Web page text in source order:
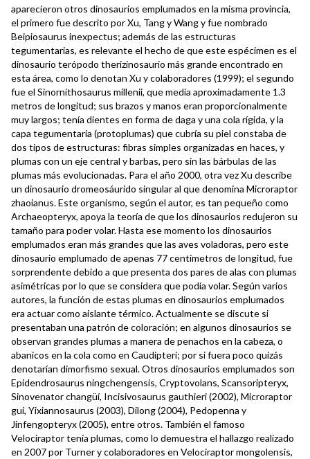
aparecieron otros dinosaurios emplumados en la misma provincia,
el primero fue descrito por Xu, Tang y Wang y fue nombrado
Beipiosaurus inexpectus; además de las estructuras
tegumentarias, es relevante el hecho de que este espécimen es el
dinosaurio terópodo therizinosaurio más grande encontrado en
esta área, como lo denotan Xu y colaboradores (1999); el segundo
fue el Sinornithosaurus millenii, que medía aproximadamente 1.3
metros de longitud; sus brazos y manos eran proporcionalmente
muy largos; tenía dientes en forma de daga y una cola rígida, y la
capa tegumentaria (protoplumas) que cubría su piel constaba de
dos tipos de estructuras: fibras simples organizadas en haces, y
plumas con un eje central y barbas, pero sin las bárbulas de las
plumas más evolucionadas. Para el año 2000, otra vez Xu describe
un dinosaurio dromeosáurido singular al que denomina Microraptor
zhaoianus. Este organismo, según el autor, es tan pequeño como
Archaeopteryx, apoya la teoría de que los dinosaurios redujeron su
tamaño para poder volar. Hasta ese momento los dinosaurios
emplumados eran más grandes que las aves voladoras, pero este
dinosaurio emplumado de apenas 77 centímetros de longitud, fue
sorprendente debido a que presenta dos pares de alas con plumas
asimétricas por lo que se considera que podía volar. Según varios
autores, la función de estas plumas en dinosaurios emplumados
era actuar como aislante térmico. Actualmente se discute si
presentaban una patrón de coloración; en algunos dinosaurios se
observan grandes plumas a manera de penachos en la cabeza, o
abanicos en la cola como en Caudipteri; por si fuera poco quizás
denotarían dimorfismo sexual. Otros dinosaurios emplumados son
Epidendrosaurus ningchengensis, Cryptovolans, Scansoripteryx,
Sinovenator changüí, Incisivosaurus gauthieri (2002), Microraptor
gui, Yixiannosaurus (2003), Dilong (2004), Pedopenna y
Jinfengopteryx (2005), entre otros. También el famoso
Velociraptor tenía plumas, como lo demuestra el hallazgo realizado
en 2007 por Turner y colaboradores en Velociraptor mongolensis,